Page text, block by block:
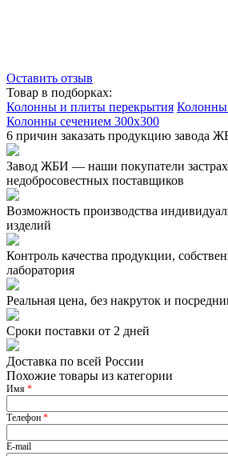
Оставить отзыв
Товар в подборках:
Колонны и плиты перекрытия Колонны
Колонны сечением 300x300
6 причин заказать продукцию завода
Завод ЖБИ — наши покупатели
недобросовестных поставщиков
Возможность производства
изделий
Контроль качества продукции,
лаборатория
Реальная цена, без накруток и
Сроки поставки от 2 дней
Доставка по всей России
Похожие товары из категории
Имя *
Телефон *
E-mail